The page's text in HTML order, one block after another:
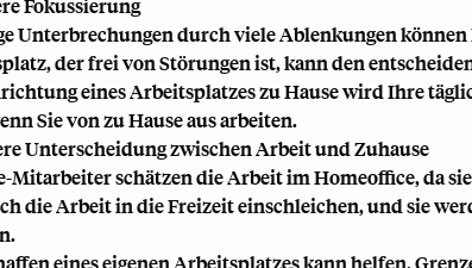
Fokussierung
Unterbrechungen durch viele Ablenkungen
der frei von Störungen ist, kann den
eines Arbeitsplatzes zu Hause wird Ihre
Sie von zu Hause aus arbeiten.
Unterscheidung zwischen Arbeit und Zuhause
Mitarbeiter schätzen die Arbeit im Homeoffice, da
die Arbeit in die Freizeit einschleichen, und sie
eines eigenen Arbeitsplatzes kann helfen,